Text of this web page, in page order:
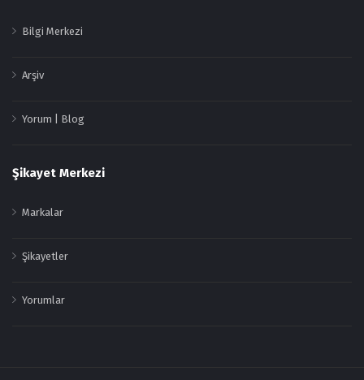
Bilgi Merkezi
Arşiv
Yorum | Blog
Şikayet Merkezi
Markalar
Şikayetler
Yorumlar